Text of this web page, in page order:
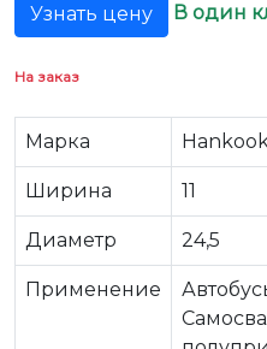
Узнать цену В один
На заказ
Марка
Ширина 11
Диаметр 24,5
Применение